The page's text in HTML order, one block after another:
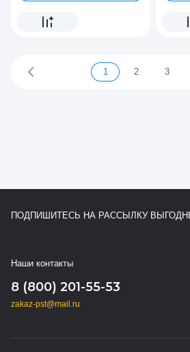
1 2 3
ПОДПИШИТЕСЬ НА РАССЫЛКУ
Наши контакты
8 (800) 201-55-53
zakaz-pst@mail.ru